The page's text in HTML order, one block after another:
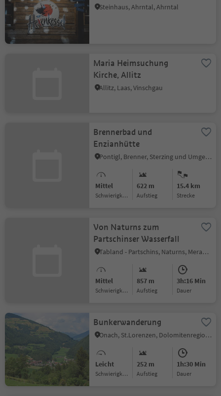
Steinhaus, Ahrntal, Ahrntal
Maria Heimsuchung
Kirche, Allitz
Allitz, Laas, Vinschgau
Brennerbad und
Enzianhütte
Pontigl, Brenner, Sterzing und Umgebung
Mittel
Schwierigkeitsgrad
622 m
Aufstieg
15.4 km
Strecke
Von Naturns zum
Partschinser Wasserfall
Tabland - Partschins, Naturns, Meran und Umgebung
Mittel
Schwierigkeitsgrad
857 m
Aufstieg
3h:16 Min
Dauer
Bunkerwanderung
Onach, St.Lorenzen, Dolomitenregion Kronplatz
Leicht
Schwierigkeitsgrad
252 m
Aufstieg
1h:30 Min
Dauer